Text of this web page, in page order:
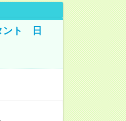
ント 日